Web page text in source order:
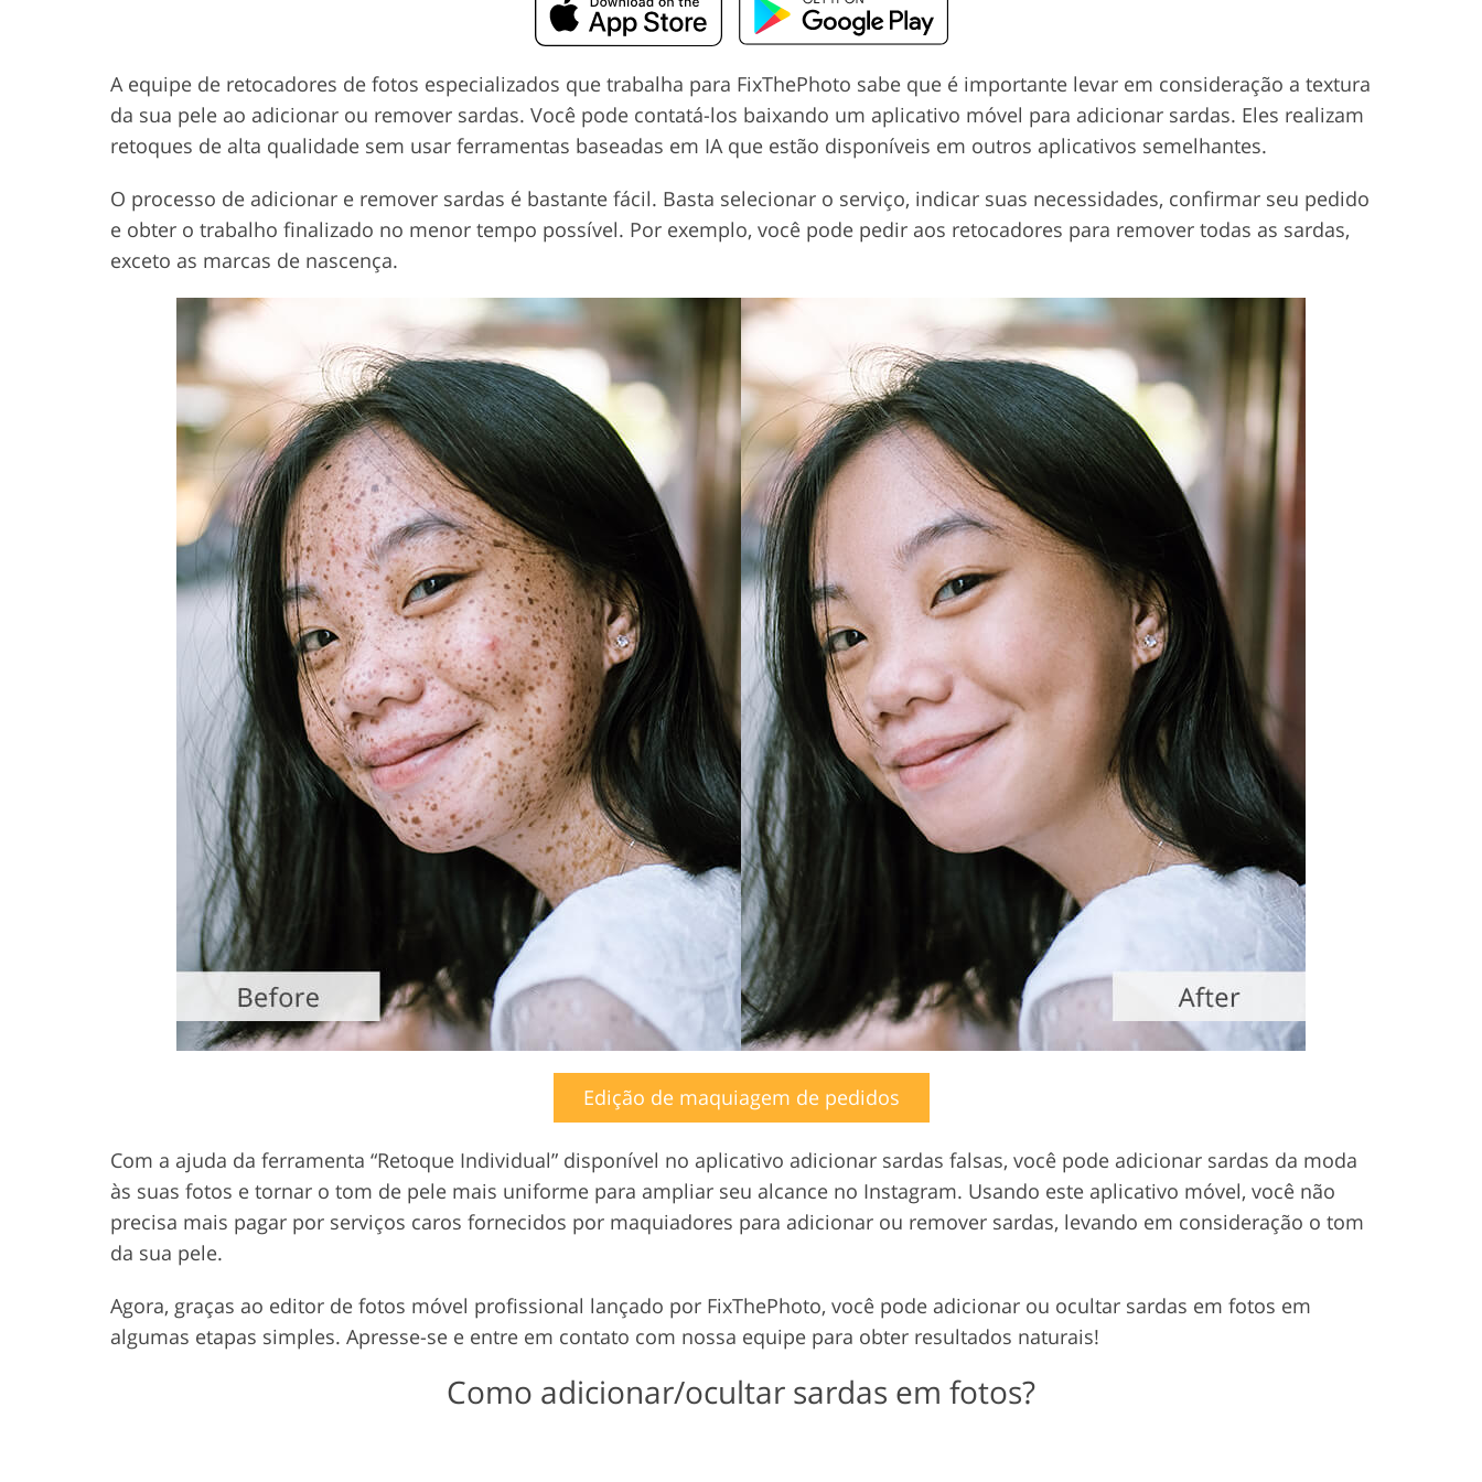
A equipe de retocadores de fotos especializados que trabalha para FixThePhoto sabe que é importante levar em consideração a textura
da sua pele ao adicionar ou remover sardas. Você pode contatá-los baixando um aplicativo móvel para adicionar sardas. Eles realizam
retoques de alta qualidade sem usar ferramentas baseadas em IA que estão disponíveis em outros aplicativos semelhantes.
O processo de adicionar e remover sardas é bastante fácil. Basta selecionar o serviço, indicar suas necessidades, confirmar seu pedido
e obter o trabalho finalizado no menor tempo possível. Por exemplo, você pode pedir aos retocadores para remover todas as sardas,
exceto as marcas de nascença.
Edição de maquiagem de pedidos
Com a ajuda da ferramenta “Retoque Individual” disponível no aplicativo adicionar sardas falsas, você pode adicionar sardas da moda
às suas fotos e tornar o tom de pele mais uniforme para ampliar seu alcance no Instagram. Usando este aplicativo móvel, você não
precisa mais pagar por serviços caros fornecidos por maquiadores para adicionar ou remover sardas, levando em consideração o tom
da sua pele.
Agora, graças ao editor de fotos móvel profissional lançado por FixThePhoto, você pode adicionar ou ocultar sardas em fotos em
algumas etapas simples. Apresse-se e entre em contato com nossa equipe para obter resultados naturais!
Como adicionar/ocultar sardas em fotos?